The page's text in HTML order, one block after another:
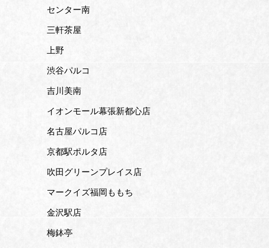
センター南
三軒茶屋
上野
渋谷パルコ
吉川美南
イオンモール幕張新都心店
名古屋パルコ店
京都駅ポルタ店
吹田グリーンプレイス店
マークイズ福岡ももち
金沢駅店
梅鉢亭